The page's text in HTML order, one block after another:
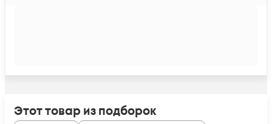
Этот товар из подборок